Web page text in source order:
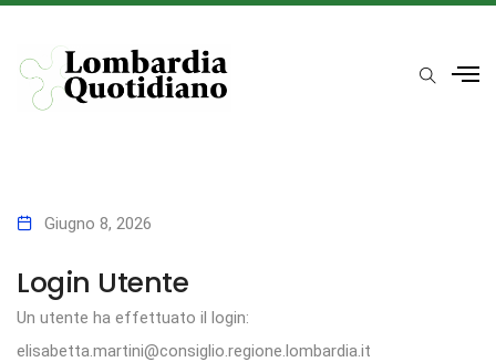
Giugno 8, 2026
Login Utente
Un utente ha effettuato il login:
elisabetta.martini@consiglio.regione.lombardia.it